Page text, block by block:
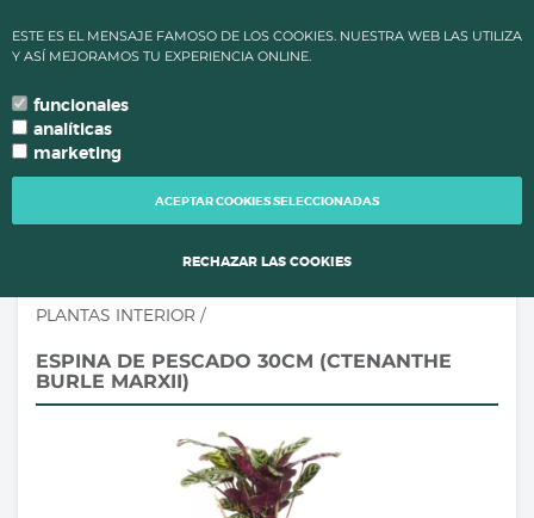
ENVÍO DE PEDIDOS CAMBIAN PARA MANTENER LA CALIDAD DE
TUS PLANTAS.
language TU IDIOMA
PLANTAS INTERIOR /
ESPINA DE PESCADO 30CM (CTENANTHE
BURLE MARXII)
ESTE ES EL MENSAJE FAMOSO DE LOS COOKIES. NUESTRA WEB LAS UTILIZA
Y ASÍ MEJORAMOS TU EXPERIENCIA ONLINE.
funcionales
analíticas
marketing
ACEPTAR COOKIES SELECCIONADAS
RECHAZAR LAS COOKIES